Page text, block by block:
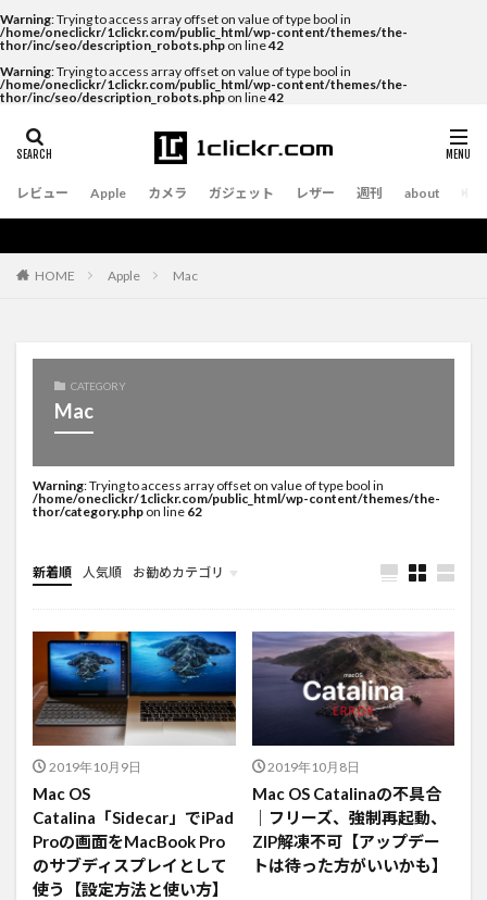
Warning: Trying to access array offset on value of type bool in
/home/oneclickr/1clickr.com/public_html/wp-content/themes/the-
thor/inc/seo/description_robots.php on line42
Warning: Trying to access array offset on value of type bool in
/home/oneclickr/1clickr.com/public_html/wp-content/themes/the-
thor/inc/seo/description_robots.php on line42
レビュー Apple カメラ ガジェット レザー 週刊 about
HOME Apple Mac
CATEGORY
Mac
Warning: Trying to access array offset on value of type bool in
/home/oneclickr/1clickr.com/public_html/wp-content/themes/the-
thor/category.php on line 62
新着順 人気順 お勧めカテゴリ
未分類
2019年10月9日
Mac OS
Catalina「Sidecar」でiPad
Proの画面をMacBook Pro
のサブディスプレイとして
使う【設定方法と使い方】
2019年10月8日
Mac OS Catalinaの不具合
｜フリーズ、強制再起動、
ZIP解凍不可【アップデー
トは待った方がいいかも】